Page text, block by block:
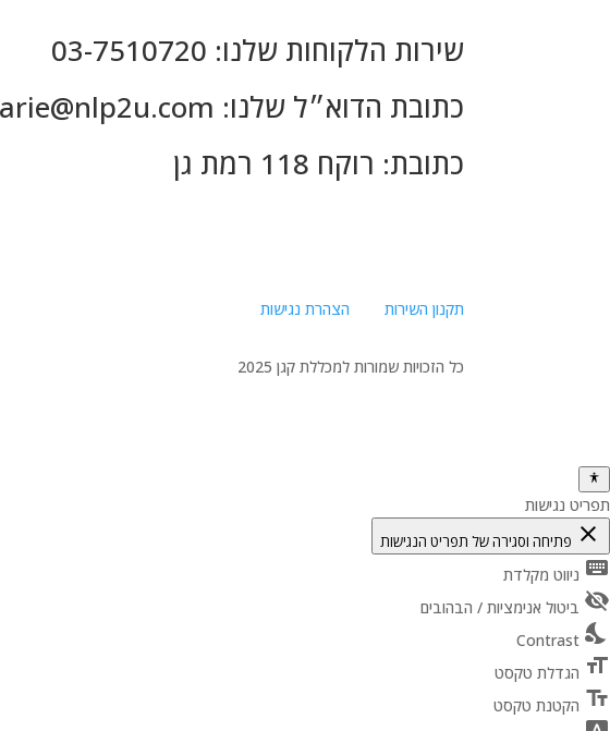
שירות הלקוחות שלנו: 03-7510720
כתובת הדוא״ל שלנו: arie@nlp2u.com
כתובת: רוקח 118 רמת גן
תקנון השירות הצהרת נגישות
כל הזכויות שמורות למכללת קגן 2025
תפריט נגישות
close פתיחה וסגירה של תפריט הנגישות
keyboard ניווט מקלדת
visibility_off ביטול אנימציות / הבהובים
nights_stay
Contrast
format_size הגדלת טקסט
text_fields הקטנת טקסט